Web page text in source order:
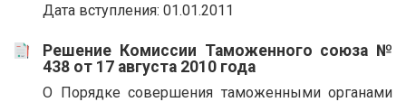
Дата вступления: 01.01.2011
Решение Комиссии Таможенного союза №
438 от 17 августа 2010 года
О Порядке совершения таможенными органами